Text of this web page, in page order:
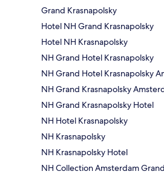
Grand Krasnapolsky
Hotel NH Grand Krasnapolsky
Hotel NH Krasnapolsky
NH Grand Hotel Krasnapolsky
NH Grand Hotel Krasnapolsky
NH Grand Krasnapolsky
NH Grand Krasnapolsky Hotel
NH Hotel Krasnapolsky
NH Krasnapolsky
NH Krasnapolsky Hotel
NH Collection Amsterdam